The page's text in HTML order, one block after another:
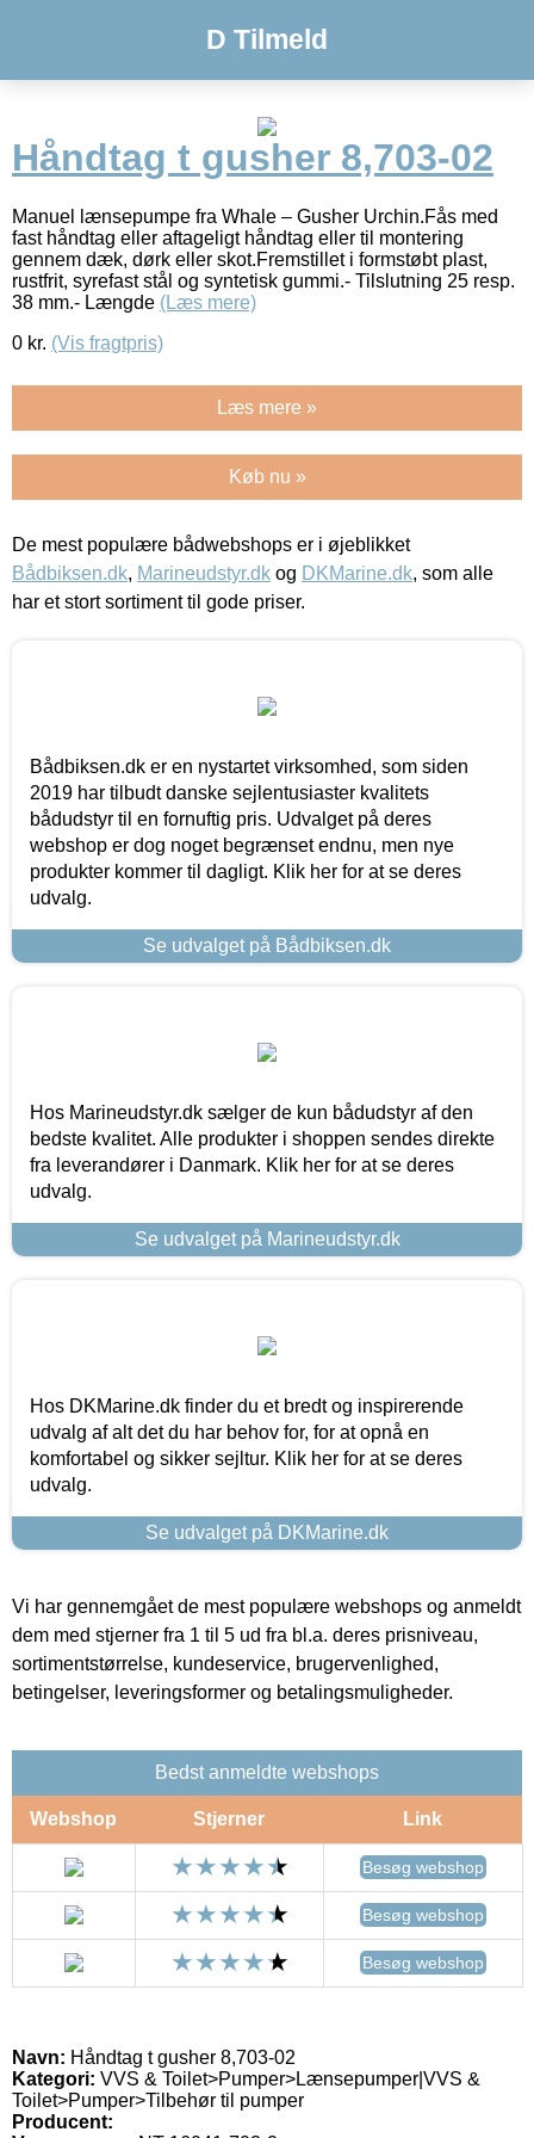
D Tilmeld
Håndtag t gusher 8,703-02
Manuel lænsepumpe fra Whale – Gusher Urchin.Fås med
fast håndtag eller aftageligt håndtag eller til montering
gennem dæk, dørk eller skot.Fremstillet i formstøbt plast,
rustfrit, syrefast stål og syntetisk gummi.- Tilslutning 25 resp.
38 mm.- Længde (Læs mere)
0 kr. (Vis fragtpris)
Læs mere »
Køb nu »
De mest populære bådwebshops er i øjeblikket
Bådbiksen.dk, Marineudstyr.dk og DKMarine.dk, som alle
har et stort sortiment til gode priser.
Bådbiksen.dk er en nystartet virksomhed, som siden
2019 har tilbudt danske sejlentusiaster kvalitets
bådudstyr til en fornuftig pris. Udvalget på deres
webshop er dog noget begrænset endnu, men nye
produkter kommer til dagligt. Klik her for at se deres
udvalg.
Se udvalget på Bådbiksen.dk
Hos Marineudstyr.dk sælger de kun bådudstyr af den
bedste kvalitet. Alle produkter i shoppen sendes direkte
fra leverandører i Danmark. Klik her for at se deres
udvalg.
Se udvalget på Marineudstyr.dk
Hos DKMarine.dk finder du et bredt og inspirerende
udvalg af alt det du har behov for, for at opnå en
komfortabel og sikker sejltur. Klik her for at se deres
udvalg.
Se udvalget på DKMarine.dk
Vi har gennemgået de mest populære webshops og anmeldt
dem med stjerner fra 1 til 5 ud fra bl.a. deres prisniveau,
sortimentstørrelse, kundeservice, brugervenlighed,
betingelser, leveringsformer og betalingsmuligheder.
Bedst anmeldte webshops
Webshop Stjerner Link
Besøg webshop
Besøg webshop
Besøg webshop
Navn: Håndtag t gusher 8,703-02
Kategori: VVS & Toilet>Pumper>Lænsepumper|VVS &
Toilet>Pumper>Tilbehør til pumper
Producent: